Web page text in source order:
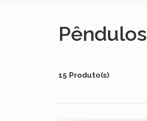
Pêndulos
15 Produto(s)